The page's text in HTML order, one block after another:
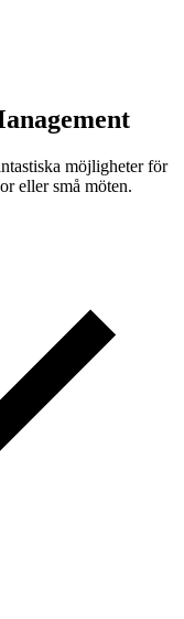
möjligheter för
eller små möten.